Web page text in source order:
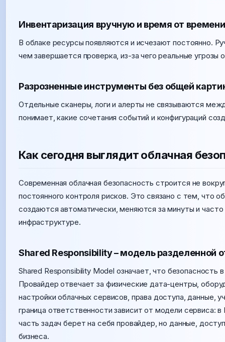
Инвентаризация вручную и время от времени
В облаке ресурсы появляются и исчезают постоянно.
чем завершается проверка, из-за чего реальные
Разрозненные инструменты без общей
Отдельные сканеры, логи и алерты не связываются
понимает, какие сочетания событий и конфигураций
Как сегодня выглядит облачная
Современная облачная безопасность строится не
постоянного контроля рисков. Это связано с тем, что
создаются автоматически, меняются за минуты и
инфраструктуре.
Shared Responsibility – модель разделенной
Shared Responsibility Model означает, что
Провайдер отвечает за физические дата-центры,
настройки облачных сервисов, права доступа, данные,
граница ответственности зависит от модели сервиса:
часть задач берет на себя провайдер, но данные,
бизнеса.